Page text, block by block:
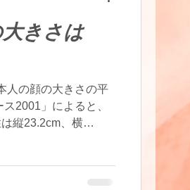
きさは
人の顔の大きさの平
2001」によると、
縦23.2cm、横